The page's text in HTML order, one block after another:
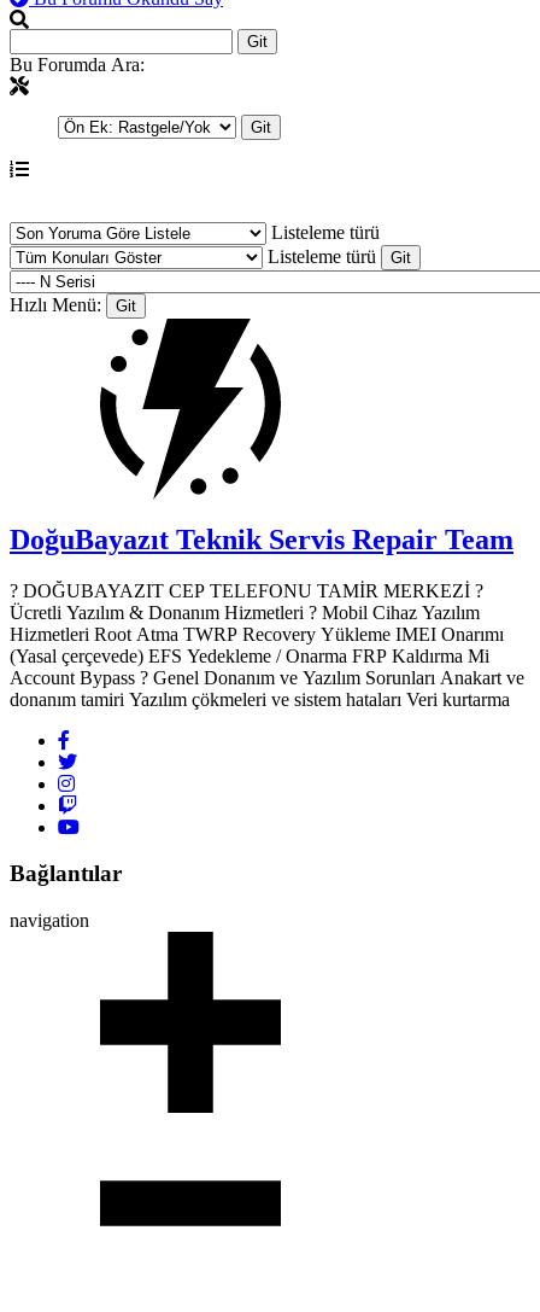
Bu Forumda Ara:
Listeleme türü
Listeleme türü
Hızlı Menü:
DoğuBayazıt Teknik Servis Repair Team
? DOĞUBAYAZIT CEP TELEFONU TAMİR MERKEZİ ?️
Ücretli Yazılım & Donanım Hizmetleri ? Mobil Cihaz Yazılım
Hizmetleri Root Atma TWRP Recovery Yükleme IMEI Onarımı
(Yasal çerçevede) EFS Yedekleme / Onarma FRP Kaldırma Mi
Account Bypass ? Genel Donanım ve Yazılım Sorunları Anakart ve
donanım tamiri Yazılım çökmeleri ve sistem hataları Veri kurtarma
Bağlantılar
navigation